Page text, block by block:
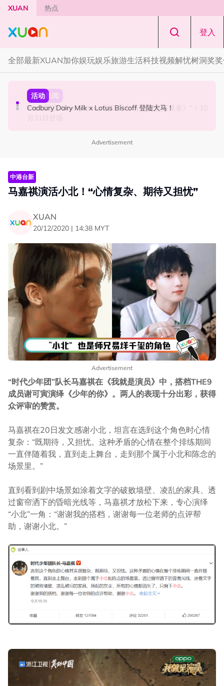
Skip to main content
XUAN 热点
登入
全部最新XUAN加你娱玩娱乐旅游生活科技视频解忧树洞奖
国际星闻
Tom Holland “Spiderman” 替身曝光！“替完蜘蛛人，马上
活动
Cadbury Dairy Milk x Lotus Biscoff 登陆大马！
本地星闻
Henn国贤 “Aunty Henn 脱口秀专场 《笑笑笑笑丧》”！10
Advertisement
中港台新
马嘉祺演活小北！“心情复杂、期待又担忧”
XUAN
20/12/2020 | 14:38 MYT
Advertisement
“时代少年团”队长马嘉祺在《我就是演员》中，搭档THE9
成员谢可寅演绎《少年的你》。两人的表现十分出彩，获得
众评审的赞赏。
马嘉祺在20日发文感谢小北，坦言在选到这个角色时心情
复杂：“既期待，又担忧。这种矛盾的心情在整个排练期间
一直伴随着我，直到走上舞台，走到那个属于小北和陈念的
场景里。”
直到看到剧中场景如涂着文字的破败墙壁、凌乱的家具、透
过窗帘洒下的昏暗光线等，马嘉祺才放松下来，专心演绎
“小北”一角：“谢谢我的搭档，谢谢每一位老师的点评帮
助，谢谢小北。”